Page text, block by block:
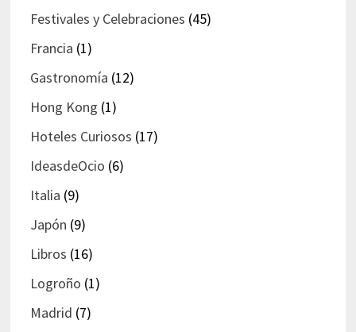
Festivales y Celebraciones (45)
Francia (1)
Gastronomía (12)
Hong Kong (1)
Hoteles Curiosos (17)
IdeasdeOcio (6)
Italia (9)
Japón (9)
Libros (16)
Logroño (1)
Madrid (7)